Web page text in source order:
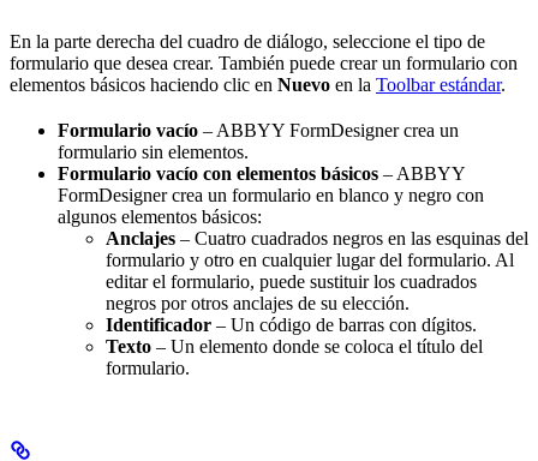
En la parte derecha del cuadro de diálogo, seleccione el tipo de
formulario que desea crear. También puede crear un formulario con
elementos básicos haciendo clic en Nuevo en la Toolbar estándar.
Formulario vacío – ABBYY FormDesigner crea un
formulario sin elementos.
Formulario vacío con elementos básicos – ABBYY
FormDesigner crea un formulario en blanco y negro con
algunos elementos básicos:
Anclajes – Cuatro cuadrados negros en las esquinas del
formulario y otro en cualquier lugar del formulario. Al
editar el formulario, puede sustituir los cuadrados
negros por otros anclajes de su elección.
Identificador – Un código de barras con dígitos.
Texto – Un elemento donde se coloca el título del
formulario.